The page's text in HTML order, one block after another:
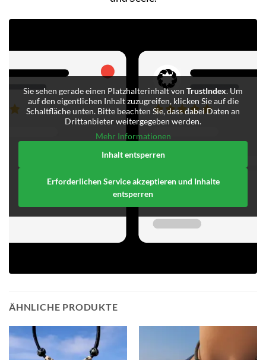
Sie sehen gerade einen Platzhalterinhalt von TrustIndex. Um
auf den eigentlichen Inhalt zuzugreifen, klicken Sie auf die
Schaltfläche unten. Bitte beachten Sie, dass dabei Daten an
Drittanbieter weitergegeben werden.
Mehr Informationen
Inhalt entsperren
Erforderlichen Service akzeptieren und Inhalte
entsperren
ÄHNLICHE PRODUKTE